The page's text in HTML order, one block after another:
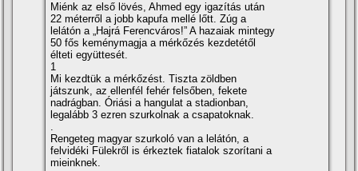
Miénk az első lövés, Ahmed egy igazí­tás után
22 méterről a jobb kapufa mellé lőtt. Zúg a
lelátón a „Hajrá Ferencváros!” A hazaiak mintegy
50 fős keménymagja a mérkőzés kezdetétől
élteti együttesét.
1
Mi kezdtük a mérkőzést. Tiszta zöldben
játszunk, az ellenfél fehér felsőben, fekete
nadrágban. Óriási a hangulat a stadionban,
legalább 3 ezren szurkolnak a csapatoknak.
Rengeteg magyar szurkoló van a lelátón, a
felvidéki Fülekről is érkeztek fiatalok szorí­tani a
mieinknek.